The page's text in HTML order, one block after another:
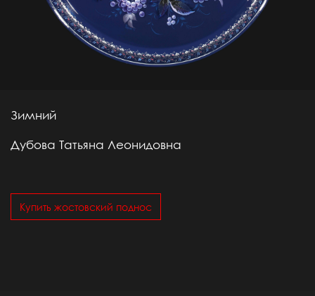
Зимний
Дубова Татьяна Леонидовна
Купить жостовский поднос